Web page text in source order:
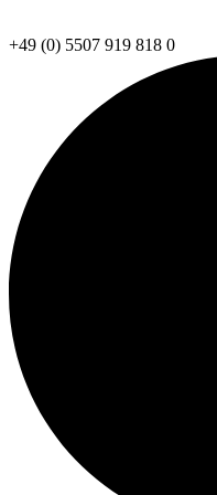
+49 (0) 5507 919 818 0